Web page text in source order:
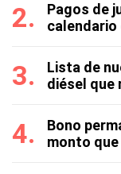
Pagos de
calendario
Lista de
diésel que
Bono
monto que